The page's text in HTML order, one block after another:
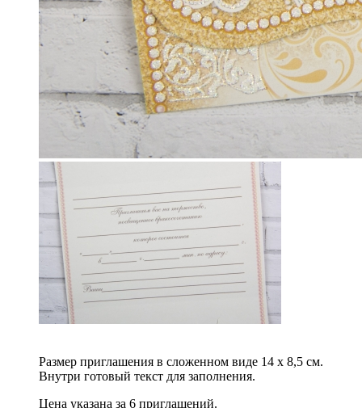
Размер приглашения в сложенном виде 14 х 8,5 см.
Внутри готовый текст для заполнения.
Цена указана за 6 приглашений.